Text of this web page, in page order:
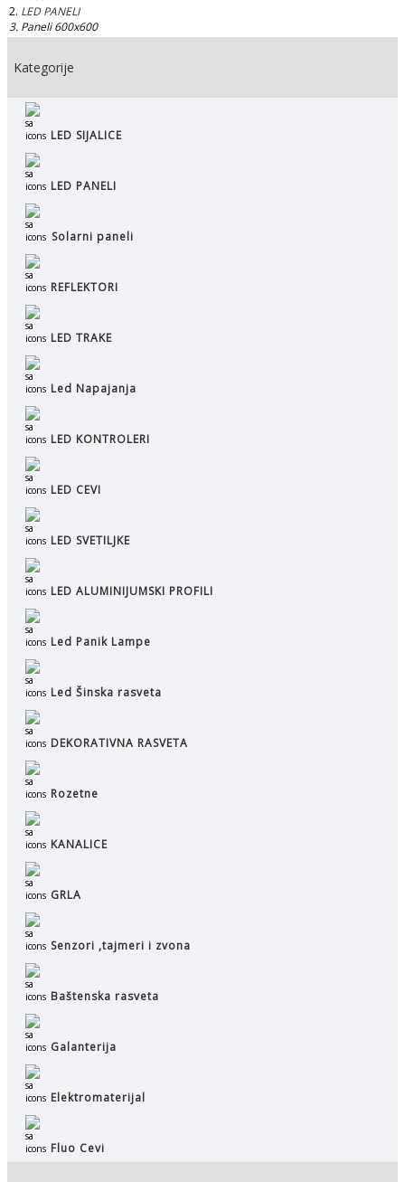
LED PANELI
Paneli 600x600
Kategorije
LED SIJALICE
LED PANELI
Solarni paneli
REFLEKTORI
LED TRAKE
Led Napajanja
LED KONTROLERI
LED CEVI
LED SVETILJKE
LED ALUMINIJUMSKI PROFILI
Led Panik Lampe
Led Šinska rasveta
DEKORATIVNA RASVETA
Rozetne
KANALICE
GRLA
Senzori ,tajmeri i zvona
Baštenska rasveta
Galanterija
Elektromaterijal
Fluo Cevi